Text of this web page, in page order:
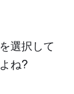
選択して
ね?